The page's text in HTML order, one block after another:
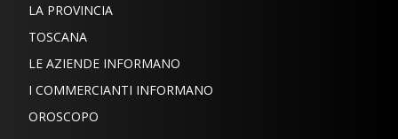
LA PROVINCIA
TOSCANA
LE AZIENDE INFORMANO
I COMMERCIANTI INFORMANO
OROSCOPO